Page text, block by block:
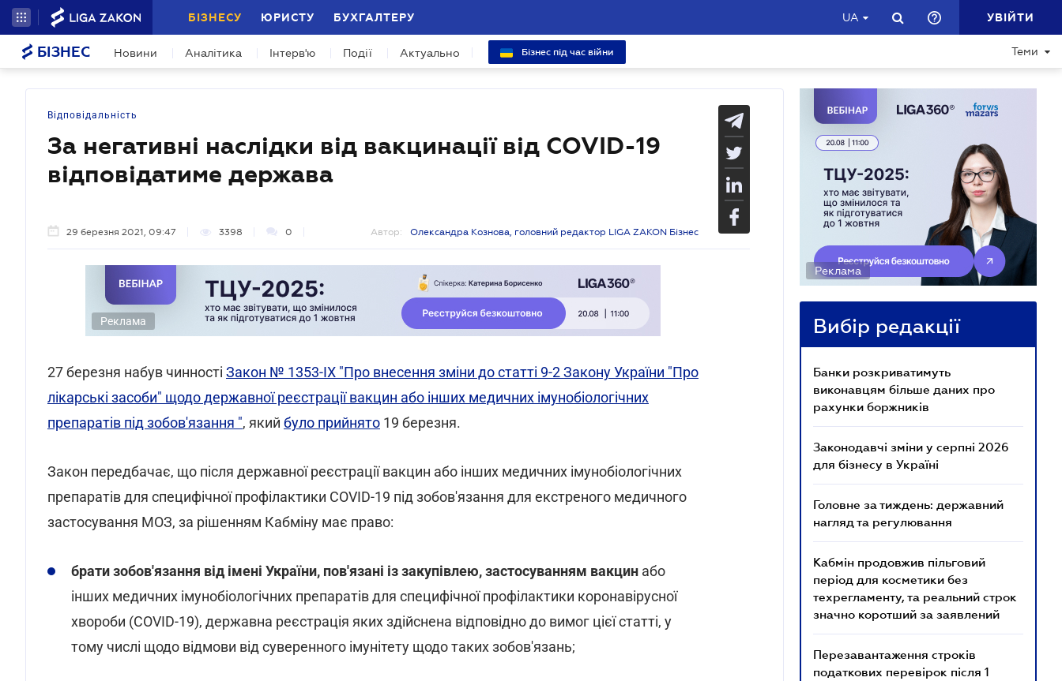
БІЗНЕСУ ЮРИСТУ БУХГАЛТЕРУ UA УВІЙТИ
БІЗНЕС Новини Аналітика Інтерв'ю Події Актуально Бізнес під час війни Теми
Відповідальність
За негативні наслідки від вакцинації від COVID-19
відповідатиме держава
29 березня 2021, 09:47 3398 0 Автор: Олександра Кознова, головний редактор LIGA ZAKON Бізнес
Реклама
27 березня набув чинності Закон № 1353-IX "Про внесення зміни до статті 9-2 Закону України "Про
лікарські засоби" щодо державної реєстрації вакцин або інших медичних імунобіологічних
препаратів під зобов'язання ", який було прийнято 19 березня.
Закон передбачає, що після державної реєстрації вакцин або інших медичних імунобіологічних
препаратів для специфічної профілактики COVID-19 під зобов'язання для екстреного медичного
застосування МОЗ, за рішенням Кабміну має право:
брати зобов'язання від імені України, пов'язані із закупівлею,застосуванням вакцин або
інших медичних імунобіологічних препаратів для специфічної профілактики коронавірусної
хвороби (COVID-19), державна реєстрація яких здійснена відповідно до вимог цієї статті, у
тому числі щодо відмови від суверенного імунітету щодо таких зобов'язань;
Реклама
Вибір редакції
Банки розкриватимуть
виконавцям більше даних про
рахунки боржників
Законодавчі зміни у серпні 2026
для бізнесу в Україні
Головне за тиждень: державний
нагляд та регулювання
Кабмін продовжив пільговий
період для косметики без
техрегламенту, та реальний строк
значно коротший за заявлений
Перезавантаження строків
податкових перевірок після 1